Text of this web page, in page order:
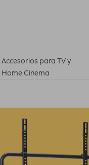
Accesorios para TV y
Home Cinema